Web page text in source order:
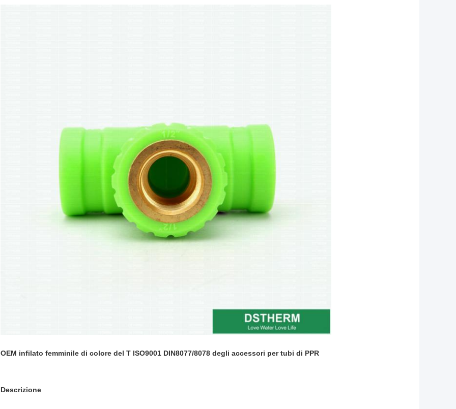
OEM infilato femminile di colore del T ISO9001 DIN8077/8078 degli accessori per tubi di PPR
Descrizione